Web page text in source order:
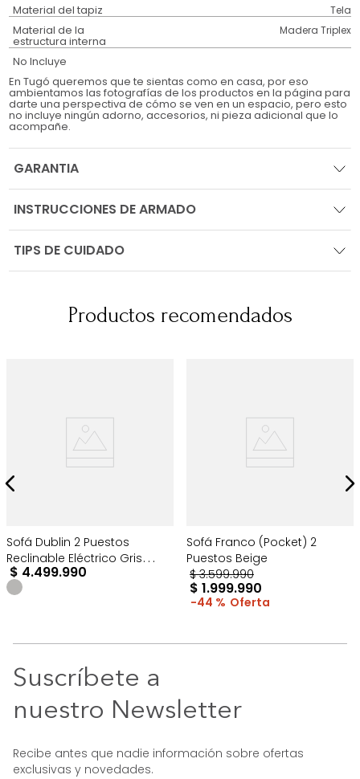
Material del tapiz Tela
Material de la
estructura interna
Madera Triplex
No Incluye
En Tugó queremos que te sientas como en casa, por eso
ambientamos las fotografías de los productos en la página para
darte una perspectiva de cómo se ven en un espacio, pero esto
no incluye ningún adorno, accesorios, ni pieza adicional que lo
acompañe.
GARANTIA
INSTRUCCIONES DE ARMADO
TIPS DE CUIDADO
Productos recomendados
Sofá Dublin 2 Puestos
Reclinable Eléctrico Gris
Oscuro
$ 4.499.990
Sofá Franco (Pocket) 2
Puestos Beige
$ 3.599.990
$ 1.999.990
44 %
Suscríbete a
nuestro Newsletter
Recibe antes que nadie información sobre ofertas
exclusivas y novedades.